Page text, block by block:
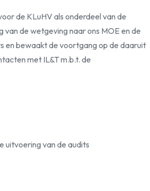
de KLuHV als onderdeel van de
de wetgeving naar ons MOE en de
en bewaakt de voortgang op de daaruit
met IL&T m.b.t. de
uitvoering van de audits